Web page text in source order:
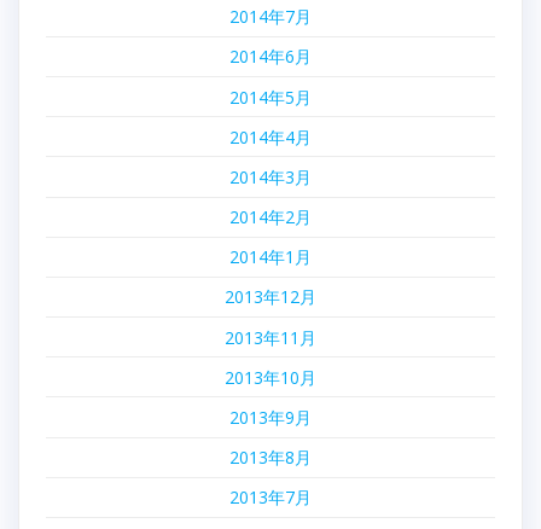
2014年7月
2014年6月
2014年5月
2014年4月
2014年3月
2014年2月
2014年1月
2013年12月
2013年11月
2013年10月
2013年9月
2013年8月
2013年7月